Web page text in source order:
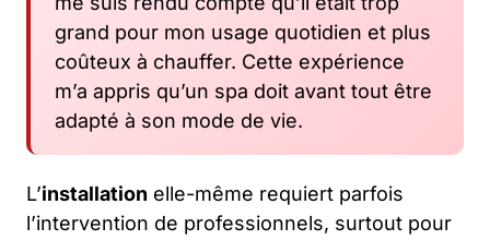
grand pour mon usage quotidien et plus
coûteux à chauffer. Cette expérience
m’a appris qu’un spa doit avant tout être
adapté à son mode de vie.
L’installation elle-même requiert parfois
l’intervention de professionnels, surtout pour